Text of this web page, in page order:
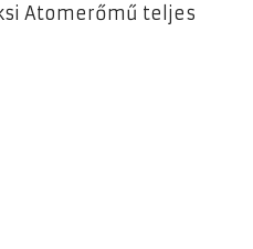
Atomerőmű teljes